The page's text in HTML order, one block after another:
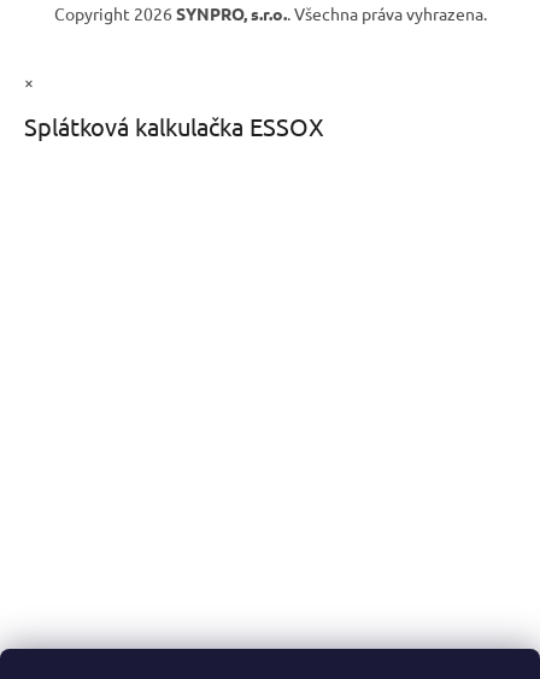
Copyright 2026 SYNPRO, s.r.o.. Všechna práva vyhrazena.
×
Splátková kalkulačka ESSOX